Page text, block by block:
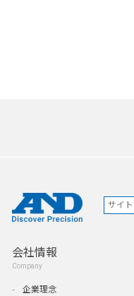
会社情報
Company
企業理念